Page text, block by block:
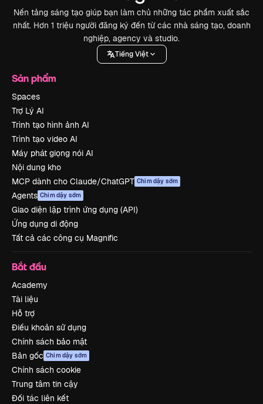
Nền tảng sáng tạo giúp bạn làm chủ những tác phẩm xuất sắc
nhất. Hơn 1 triệu người đăng ký đến từ các nhà sáng tạo, doanh
nghiệp, agency và studio.
Tiếng Việt
Sản phẩm
Spaces
Trợ Lý AI
Trình tạo hình ảnh AI
Trình tạo video AI
Máy phát giọng nói AI
Nội dung kho
MCP dành cho Claude/ChatGPT Chim dậy sớm
Agents Chim dậy sớm
Giao diện lập trình ứng dụng (API)
Ứng dụng di động
Tất cả các công cụ Magnific
Bắt đầu
Academy
Tài liệu
Hỗ trợ
Điều khoản sử dụng
Chính sách bảo mật
Bản gốc Chim dậy sớm
Chính sách cookie
Trung tâm tin cậy
Đối tác liên kết